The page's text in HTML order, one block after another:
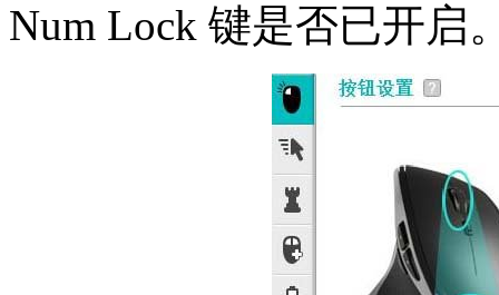
Num Lock 键是否已开启